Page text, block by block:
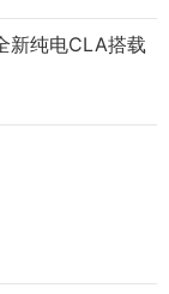
新纯电CLA搭载